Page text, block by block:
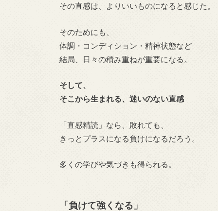
その直感は、よりいいものになると感じた。
そのためにも、
体調・コンディション・精神状態など
結局、日々の積み重ねが重要になる。
そして、
そこから生まれる、 迷いのない直感
「直感精読」なら、敗れても、
きっとプラスになる負けになるだろう。
多くの学びや気づきも得られる。
「負けて強くなる」